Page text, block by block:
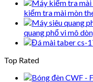
kiểm tra mài mòn
quang phổ vi mô
Top Rated